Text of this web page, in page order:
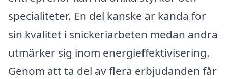
specialiteter. En del kanske är kända för
sin kvalitet i snickeriarbeten medan andra
utmärker sig inom energieffektivisering.
Genom att ta del av flera erbjudanden får